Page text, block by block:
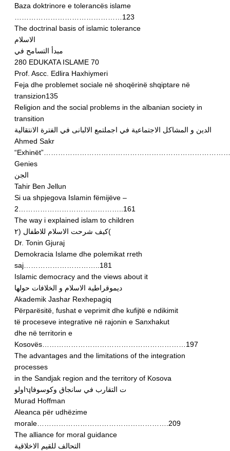
Baza doktrinore e tolerancës islame
………………………………………123
The doctrinal basis of islamic tolerance
الاسلام
مبدأ التسامح في
280 EDUKATA ISLAME 70
Prof. Ascc. Edlira Haxhiymeri
Feja dhe problemet sociale në shoqërinë shqiptare në
transizion135
Religion and the social problems in the albanian society in
transition
الدين و المشاكل الاجتماعية في اجملتمع الالبانى في الفترة الانتقالية
Ahmed Sakr
Genies
الجن
Tahir Ben Jellun
Si ua shpjegova Islamin fëmijëve –
2……………………………………..161
The way i explained islam to children
كيف شرحت الاسلام للاطفال (٢(
Dr. Tonin Gjuraj
Demokracia Islame dhe polemikat rreth
saj…………………………..181
Islamic democracy and the views about it
ديموقراطية الاسلام و الخلافات حولها
Akademik Jashar Rexhepagiq
Përparësitë, fushat e veprimit dhe kufijtë e ndikimit
të proceseve integrative në rajonin e Sanxhakut
dhe në territorin e
Kosovës……………………………………………………197
The advantages and the limitations of the integration
processes
in the Sandjak region and the territory of Kosova
اولوʮت التقارب في سانجاق وكوسوفا
Murad Hoffman
Aleanca për udhëzime
morale……………………………………………….209
The alliance for moral guidance
التحالف للقيم الاخلاقية